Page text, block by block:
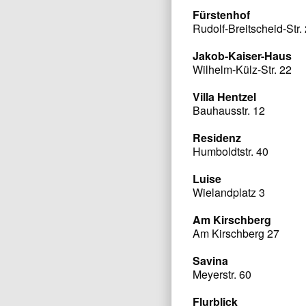
Fürstenhof
Rudolf-Breitscheid-Str.
Jakob-Kaiser-Haus
Wilhelm-Külz-Str. 22
Villa Hentzel
Bauhausstr. 12
Residenz
Humboldtstr. 40
Luise
Wielandplatz 3
Am Kirschberg
Am Kirschberg 27
Savina
Meyerstr. 60
Flurblick